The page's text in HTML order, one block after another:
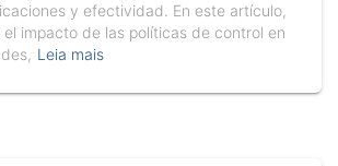
y efectividad. En este artículo,
el impacto de las políticas de control en
Leia mais